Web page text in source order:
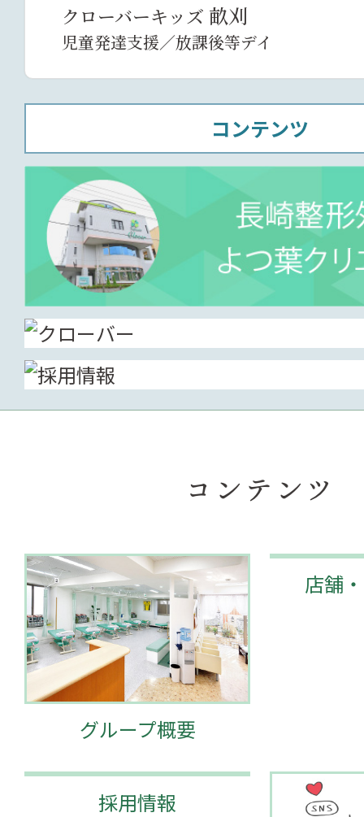
クローバーキッズ 畝刈
児童発達支援／放課後等デイ
コンテンツ
コンテンツ
グループ概要
店舗
採用情報